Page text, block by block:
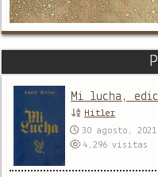
Mi lucha,
Hitler
30 agosto, 2021
4,296visitas